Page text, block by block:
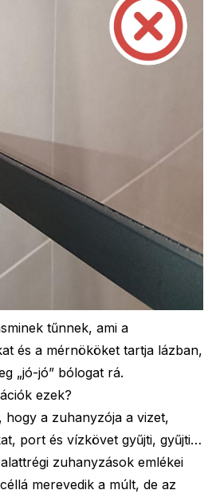
tűnnek, ami a
és a mérnököket tartja lázban,
„jó-jó” bólogat rá.
ezek?
hogy a zuhanyzója a vizet,
port és vízkövet gyűjti, gyűjti…
zuhanyzások emlékei
merevedik a múlt, de az